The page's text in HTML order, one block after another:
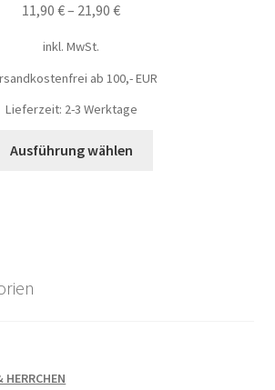
11,90 €– 21,90 €
inkl. MwSt.
ab 100,- EUR
Lieferzeit: 2-3 Werktage
Ausführung wählen
HERRCHEN